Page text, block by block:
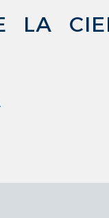
LA